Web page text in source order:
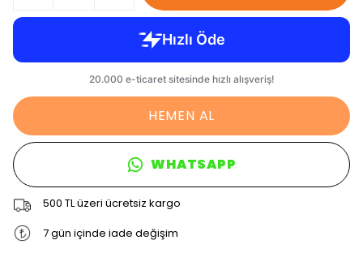
HEMEN AL
WHATSAPP
500 TL üzeri ücretsiz kargo
7 gün içinde iade değişim